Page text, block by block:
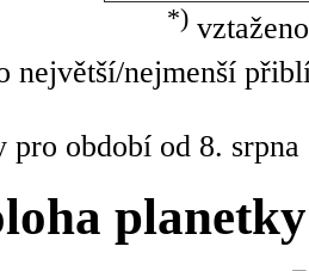
*)
největší/nejmenší
pro období od 8.